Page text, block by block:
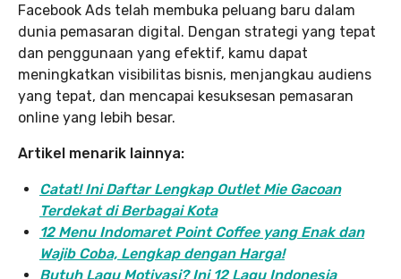
Facebook Ads telah membuka peluang baru dalam
dunia pemasaran digital. Dengan strategi yang tepat
dan penggunaan yang efektif, kamu dapat
meningkatkan visibilitas bisnis, menjangkau audiens
yang tepat, dan mencapai kesuksesan pemasaran
online yang lebih besar.
Artikel menarik lainnya:
Catat! Ini Daftar Lengkap Outlet Mie Gacoan
Terdekat di Berbagai Kota
12 Menu Indomaret Point Coffee yang Enak dan
Wajib Coba, Lengkap dengan Harga!
Butuh Lagu Motivasi? Ini 12 Lagu Indonesia